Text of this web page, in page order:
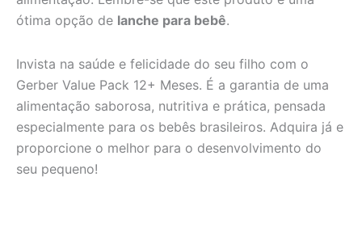
ótima opção de lanche para bebê.
Invista na saúde e felicidade do seu filho com o
Gerber Value Pack 12+ Meses. É a garantia de uma
alimentação saborosa, nutritiva e prática, pensada
especialmente para os bebês brasileiros. Adquira já e
proporcione o melhor para o desenvolvimento do
seu pequeno!